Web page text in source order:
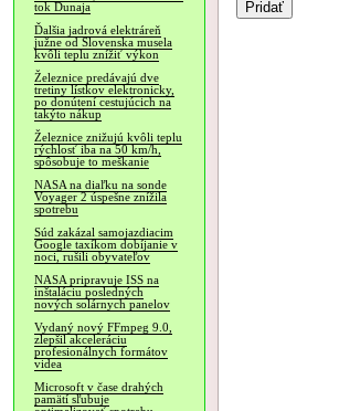
tok Dunaja
Ďalšia jadrová elektráreň
južne od Slovenska musela
kvôli teplu znížiť výkon
Železnice predávajú dve
tretiny lístkov elektronicky,
po donútení cestujúcich na
takýto nákup
Železnice znižujú kvôli teplu
rýchlosť iba na 50 km/h,
spôsobuje to meškanie
NASA na diaľku na sonde
Voyager 2 úspešne znížila
spotrebu
Súd zakázal samojazdiacim
Google taxíkom dobíjanie v
noci, rušili obyvateľov
NASA pripravuje ISS na
inštaláciu posledných
nových solárnych panelov
Vydaný nový FFmpeg 9.0,
zlepšil akceleráciu
profesionálnych formátov
videa
Microsoft v čase drahých
pamätí sľubuje